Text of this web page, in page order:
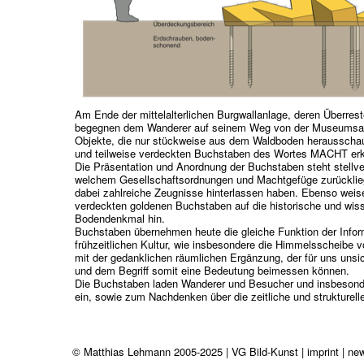
Am Ende der mittelalterlichen Burgwallanlage, deren
begegnen dem Wanderer auf seinem Weg von der
Objekte, die nur stückweise aus dem Waldboden
und teilweise verdeckten Buchstaben des Wortes MACHT
Die Präsentation und Anordnung der Buchstaben steht
welchem Gesellschaftsordnungen und Machtgefüge
dabei zahlreiche Zeugnisse hinterlassen haben. Ebenso
verdeckten goldenen Buchstaben auf die historische und
Bodendenkmal hin.
Buchstaben übernehmen heute die gleiche Funktion der
frühzeitlichen Kultur, wie insbesondere die Himmelsscheibe
mit der gedanklichen räumlichen Ergänzung, der für uns
und dem Begriff somit eine Bedeutung beimessen können.
Die Buchstaben laden Wanderer und Besucher und
ein, sowie zum Nachdenken über die zeitliche und
© Matthias Lehmann 2005-2025 | VG Bild-Kunst | imprint |